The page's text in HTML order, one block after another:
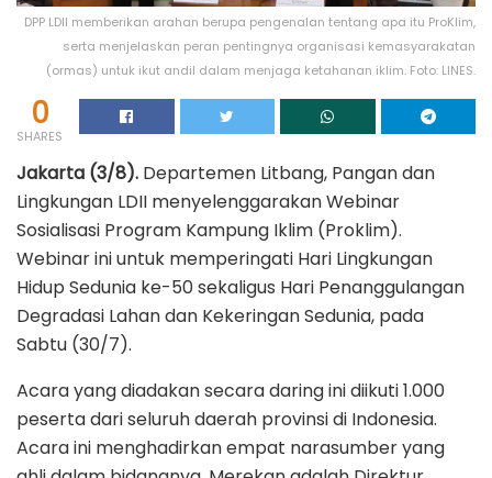
DPP LDII memberikan arahan berupa pengenalan tentang apa itu ProKlim,
serta menjelaskan peran pentingnya organisasi kemasyarakatan
(ormas) untuk ikut andil dalam menjaga ketahanan iklim. Foto: LINES.
0
SHARES
Jakarta (3/8). Departemen Litbang, Pangan dan
Lingkungan LDII menyelenggarakan Webinar
Sosialisasi Program Kampung Iklim (Proklim).
Webinar ini untuk memperingati Hari Lingkungan
Hidup Sedunia ke-50 sekaligus Hari Penanggulangan
Degradasi Lahan dan Kekeringan Sedunia, pada
Sabtu (30/7).
Acara yang diadakan secara daring ini diikuti 1.000
peserta dari seluruh daerah provinsi di Indonesia.
Acara ini menghadirkan empat narasumber yang